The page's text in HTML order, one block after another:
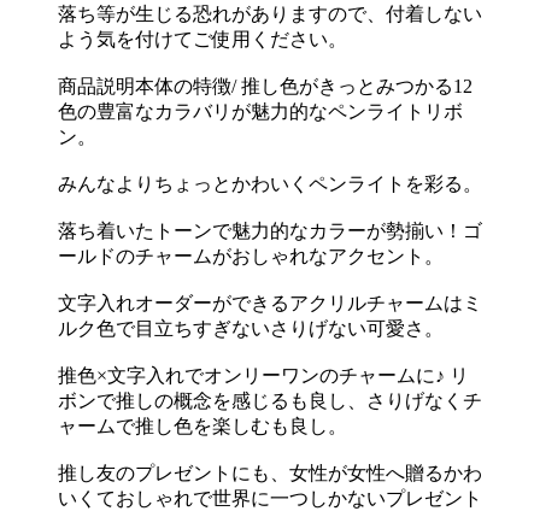
落ち等が生じる恐れがありますので、付着しない
よう気を付けてご使用ください。
商品説明本体の特徴/ 推し色がきっとみつかる12
色の豊富なカラバリが魅力的なペンライトリボ
ン。
みんなよりちょっとかわいくペンライトを彩る。
落ち着いたトーンで魅力的なカラーが勢揃い！ゴ
ールドのチャームがおしゃれなアクセント。
文字入れオーダーができるアクリルチャームはミ
ルク色で目立ちすぎないさりげない可愛さ。
推色×文字入れでオンリーワンのチャームに♪ リ
ボンで推しの概念を感じるも良し、さりげなくチ
ャームで推し色を楽しむも良し。
推し友のプレゼントにも、女性が女性へ贈るかわ
いくておしゃれで世界に一つしかないプレゼント